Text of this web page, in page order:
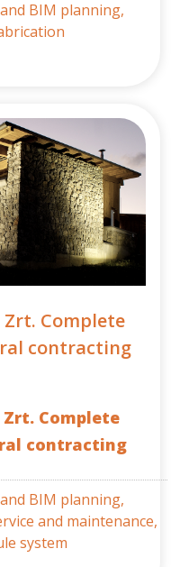
BIM planning,
Zrt. Complete
contracting
Complete
contracting
BIM planning,
and maintenance,
system